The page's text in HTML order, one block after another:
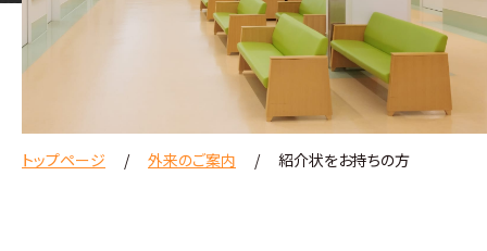
トップページ 外来のご案内 紹介状をお持ちの方